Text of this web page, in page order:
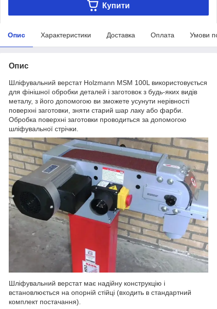
Купити
Опис Характеристики Доставка Оплата Умови
Опис
Шліфувальний верстат Holzmann MSM 100L використовується
для фінішної обробки деталей і заготовок з будь-яких видів
металу, з його допомогою ви зможете усунути нерівності
поверхні заготовки, зняти старий шар лаку або фарби.
Обробка поверхні заготовки проводиться за допомогою
шліфувальної стрічки.
Шліфувальний верстат має надійну конструкцію і
встановлюється на опорній стійці (входить в стандартний
комплект постачання).